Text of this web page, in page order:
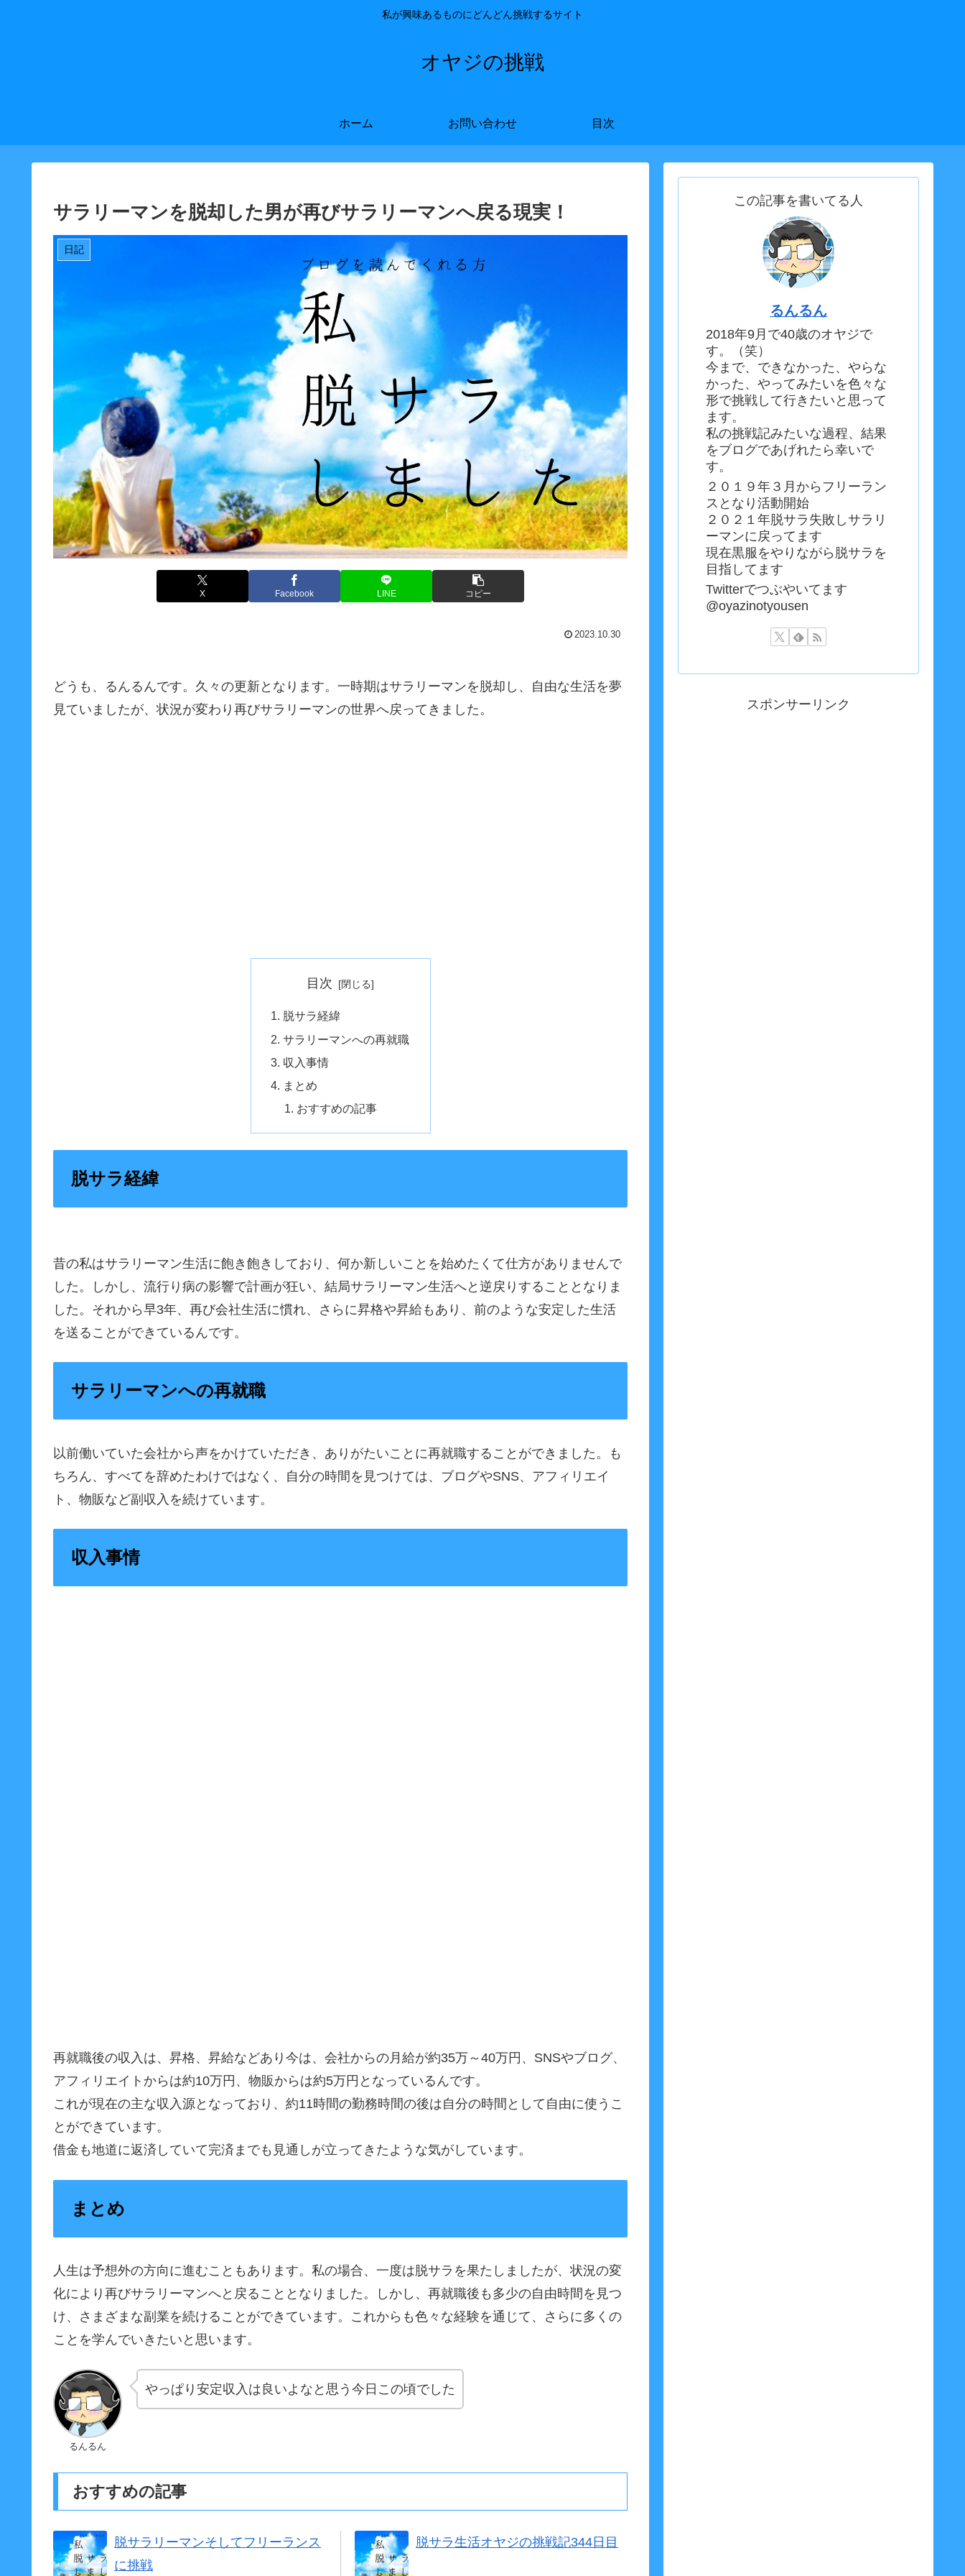
私が興味あるものにどんどん挑戦するサイト
オヤジの挑戦
ホーム お問い合わせ 目次
サラリーマンを脱却した男が再びサラリーマンへ戻る現実！
日記
X Facebook LINE コピー
2023.10.30
どうも、るんるんです。久々の更新となります。一時期はサラリーマンを脱却し、自由な生活を夢
見ていましたが、状況が変わり再びサラリーマンの世界へ戻ってきました。
目次
脱サラ経緯
サラリーマンへの再就職
収入事情
まとめ
おすすめの記事
脱サラ経緯
昔の私はサラリーマン生活に飽き飽きしており、何か新しいことを始めたくて仕方がありませんで
した。しかし、流行り病の影響で計画が狂い、結局サラリーマン生活へと逆戻りすることとなりま
した。それから早3年、再び会社生活に慣れ、さらに昇格や昇給もあり、前のような安定した生活
を送ることができているんです。
サラリーマンへの再就職
以前働いていた会社から声をかけていただき、ありがたいことに再就職することができました。も
ちろん、すべてを辞めたわけではなく、自分の時間を見つけては、ブログやSNS、アフィリエイ
ト、物販など副収入を続けています。
収入事情
再就職後の収入は、昇格、昇給などあり今は、会社からの月給が約35万～40万円、SNSやブログ、
アフィリエイトからは約10万円、物販からは約5万円となっているんです。
これが現在の主な収入源となっており、約11時間の勤務時間の後は自分の時間として自由に使うこ
とができています。
借金も地道に返済していて完済までも見通しが立ってきたような気がしています。
まとめ
人生は予想外の方向に進むこともあります。私の場合、一度は脱サラを果たしましたが、状況の変
化により再びサラリーマンへと戻ることとなりました。しかし、再就職後も多少の自由時間を見つ
け、さまざまな副業を続けることができています。これからも色々な経験を通じて、さらに多くの
ことを学んでいきたいと思います。
るんるん
やっぱり安定収入は良いよなと思う今日この頃でした
おすすめの記事
脱サラリーマンそしてフリーランス
に挑戦
脱サラ生活オヤジの挑戦記344日目
この記事を書いてる人
るんるん
2018年9月で40歳のオヤジで
す。（笑）
今まで、できなかった、やらな
かった、やってみたいを色々な
形で挑戦して行きたいと思って
ます。
私の挑戦記みたいな過程、結果
をブログであげれたら幸いで
す。
２０１９年３月からフリーラン
スとなり活動開始
２０２１年脱サラ失敗しサラリ
ーマンに戻ってます
現在黒服をやりながら脱サラを
目指してます
Twitterでつぶやいてます
@oyazinotyousen
スポンサーリンク